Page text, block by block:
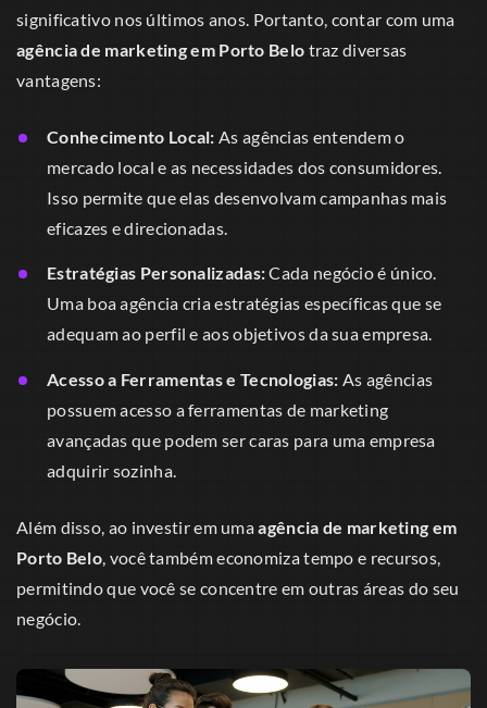
significativo nos últimos anos. Portanto, contar com uma
agência de marketing em Porto Belo traz diversas
vantagens:
Conhecimento Local: As agências entendem o
mercado local e as necessidades dos consumidores.
Isso permite que elas desenvolvam campanhas mais
eficazes e direcionadas.
Estratégias Personalizadas:Cada negócio é único.
Uma boa agência cria estratégias específicas que se
adequam ao perfil e aos objetivos da sua empresa.
Acesso a Ferramentas e Tecnologias: As agências
possuem acesso a ferramentas de marketing
avançadas que podem ser caras para uma empresa
adquirir sozinha.
Além disso, ao investir em umaagência de marketing em
Porto Belo , você também economiza tempo e recursos,
permitindo que você se concentre em outras áreas do seu
negócio.